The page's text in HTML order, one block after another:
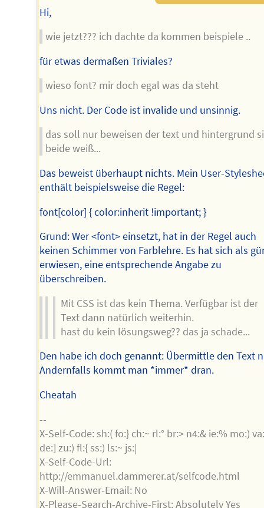
Hi,
wie jetzt??? ich dachte da kommen beispiele ..
für etwas dermaßen Triviales?
wieso font? mir doch egal was da steht
Uns nicht. Der Code ist invalide und unsinnig.
das soll nur beweisen der text und hintergrund
beide weiß...
Das beweist überhaupt nichts. Mein User-
enthält beispielsweise die Regel:
font[color] { color:inherit !important; }
Grund: Wer <font> einsetzt, hat in der Regel auch
keinen Schimmer von Farblehre. Es hat sich als
erwiesen, eine entsprechende Angabe zu
überschreiben.
Mit CSS ist das kein Thema. Verfügbar ist der
Text dann natürlich weiterhin.
hast du kein lösungsweg?? das ja schade...
Den habe ich doch genannt: Übermittle den Text
Andernfalls kommt man *immer* dran.
Cheatah
--
X-Self-Code: sh:( fo:} ch:~ rl:° br:> n4:& ie:% mo:)
de:] zu:) fl:{ ss:) ls:~ js:|
X-Self-Code-Url:
http://emmanuel.dammerer.at/selfcode.html
X-Will-Answer-Email: No
X-Please-Search-Archive-First: Absolutely Yes